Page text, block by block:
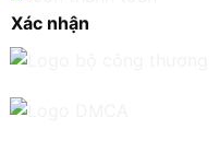
Xác nhận